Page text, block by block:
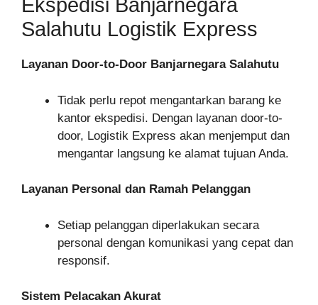
Ekspedisi Banjarnegara
Salahutu Logistik Express
Layanan Door-to-Door Banjarnegara Salahutu
Tidak perlu repot mengantarkan barang ke
kantor ekspedisi. Dengan layanan door-to-
door, Logistik Express akan menjemput dan
mengantar langsung ke alamat tujuan Anda.
Layanan Personal dan Ramah Pelanggan
Setiap pelanggan diperlakukan secara
personal dengan komunikasi yang cepat dan
responsif.
Sistem Pelacakan Akurat